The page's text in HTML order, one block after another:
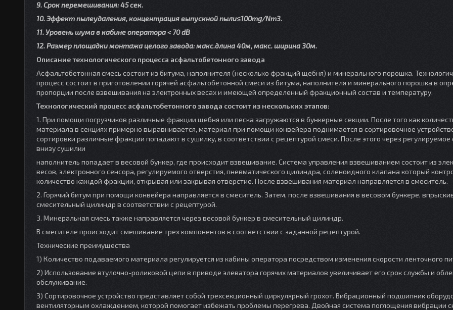
9. Срок перемешивания: 45 сек.
10. Эффект пылеудаления, концентрация выпускной пыли≤100mg/Nm3.
11. Уровень шума в кабине оператора < 70 dB
12. Размер площадки монтажа целого завода: макс.длина 40м, макс. ширина 30м.
Описание технологического процесса асфальтобетонного завода
Асфальтобетонная смесь состоит из битума, наполнителя (несколько фракций щебня) и минерального порошка.
процесс состоит в приготовлении горячей асфальтобетонной смеси из битума, наполнителя и минерального порошка в
пропорции после взвешивания на электронных весах и имеющей определенный фракционный состав и температуру.
Технологический процесс асфальтобетонного завода состоит из нескольких этапов:
1. При помощи погрузчиков различные фракции щебня или песка загружаются в бункерные секции. После того как
материала в секциях примерно выравнивается, материал при помощи конвейера поднимается в сортировочное
сортировки различные фракции попадают в сушилку, в соответствии с рецептурой смеси. После этого через регулируемое
внизу сушилки
наполнитель попадает в весовой бункер, где происходит взвешивание. Система управления взвешиванием состоит из
весов, электронного сенсора, регулируемого отверстия, пневматического цилиндра, соленоидного клапана который
количество каждой фракции, открывая или закрывая отверстие. После взвешивания материал направляется в смеситель.
2. Горячий битум при помощи конвейера направляется в смеситель. Затем, после взвешивания в весовом бункере,
смесительный цилиндр в соответствии с рецептурой.
3. Минеральная смесь также направляется через весовой бункер в смесительный цилиндр.
В смесителе происходит смешивание трех компонентов в соответствии с заданной рецептурой.
Технические преимущества
1) Количество подаваемого материала регулируется из кабины оператора посредством изменения скорости ленточного
2) Использование втулочно-роликовой цепи в приводе элеватора горячих материалов увеличивает его срок службы и
обслуживание.
3) Сортировочное устройство представляет собой трехсекционный циркулярный грохот. Вибрационный подшипник
вентиляторным охлаждением, которой помогает избежать проблемы перегрева. Двойная система поглощения вибрации